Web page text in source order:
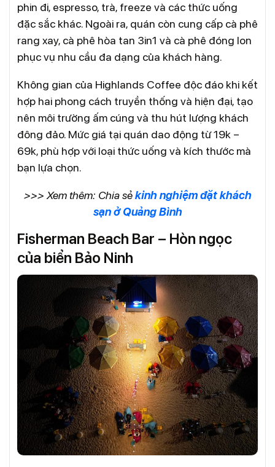
phin đi, espresso, trà, freeze và các thức uống
đặc sắc khác. Ngoài ra, quán còn cung cấp cà phê
rang xay, cà phê hòa tan 3in1 và cà phê đóng lon
phục vụ nhu cầu đa dạng của khách hàng.
Không gian của Highlands Coffee độc đáo khi kết
hợp hai phong cách truyền thống và hiện đại, tạo
nên môi trường ấm cúng và thu hút lượng khách
đông đảo. Mức giá tại quán dao động từ 19k –
69k, phù hợp với loại thức uống và kích thước mà
bạn lựa chọn.
>>> Xem thêm: Chia sẻkinh nghiệm đặt khách
sạn ở Quảng Bình
Fisherman Beach Bar – Hòn ngọc
của biển Bảo Ninh